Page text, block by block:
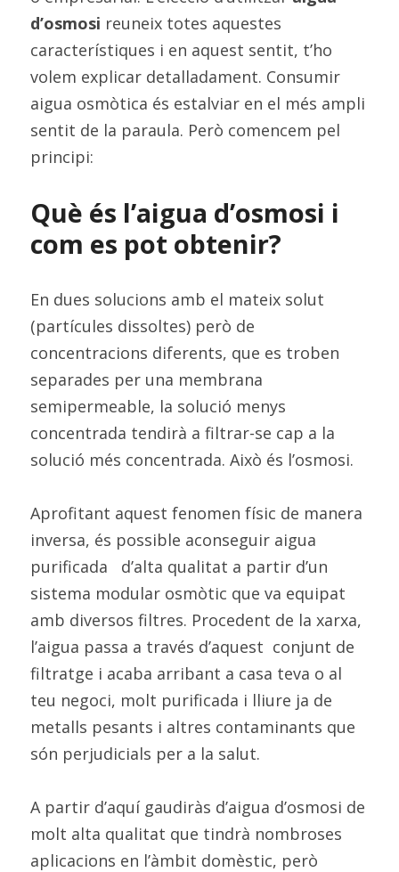
d’osmosi reuneix totes aquestes
característiques i en aquest sentit, t’ho
volem explicar detalladament. Consumir
aigua osmòtica és estalviar en el més ampli
sentit de la paraula. Però comencem pel
principi:
Què és l’aigua d’osmosi i
com es pot obtenir?
En dues solucions amb el mateix solut
(partícules dissoltes) però de
concentracions diferents, que es troben
separades per una membrana
semipermeable, la solució menys
concentrada tendirà a filtrar-se cap a la
solució més concentrada. Això és l’osmosi.
Aprofitant aquest fenomen físic de manera
inversa, és possible aconseguir aigua
purificada   d’alta qualitat a partir d’un
sistema modular osmòtic que va equipat
amb diversos filtres. Procedent de la xarxa,
l’aigua passa a través d’aquest  conjunt de
filtratge i acaba arribant a casa teva o al
teu negoci, molt purificada i lliure ja de
metalls pesants i altres contaminants que
són perjudicials per a la salut.
A partir d’aquí gaudiràs d’aigua d’osmosi de
molt alta qualitat que tindrà nombroses
aplicacions en l’àmbit domèstic, però